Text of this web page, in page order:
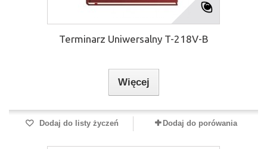
Terminarz Uniwersalny T-218V-B
Więcej
Dodaj do listy życzeń Dodaj do porówania